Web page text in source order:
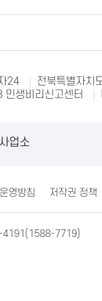
24 전북특별자치
민생비리신고센터
업소
영방침 저작권 정책
7719)